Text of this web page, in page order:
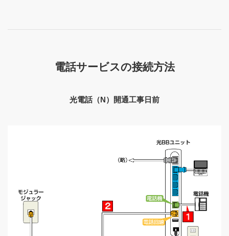
電話サービスの接続方法
光電話（N）開通工事日前